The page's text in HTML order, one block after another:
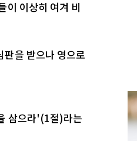
이 이상히 여겨 비
을 받으나 영으로
삼으라'(1절)라는